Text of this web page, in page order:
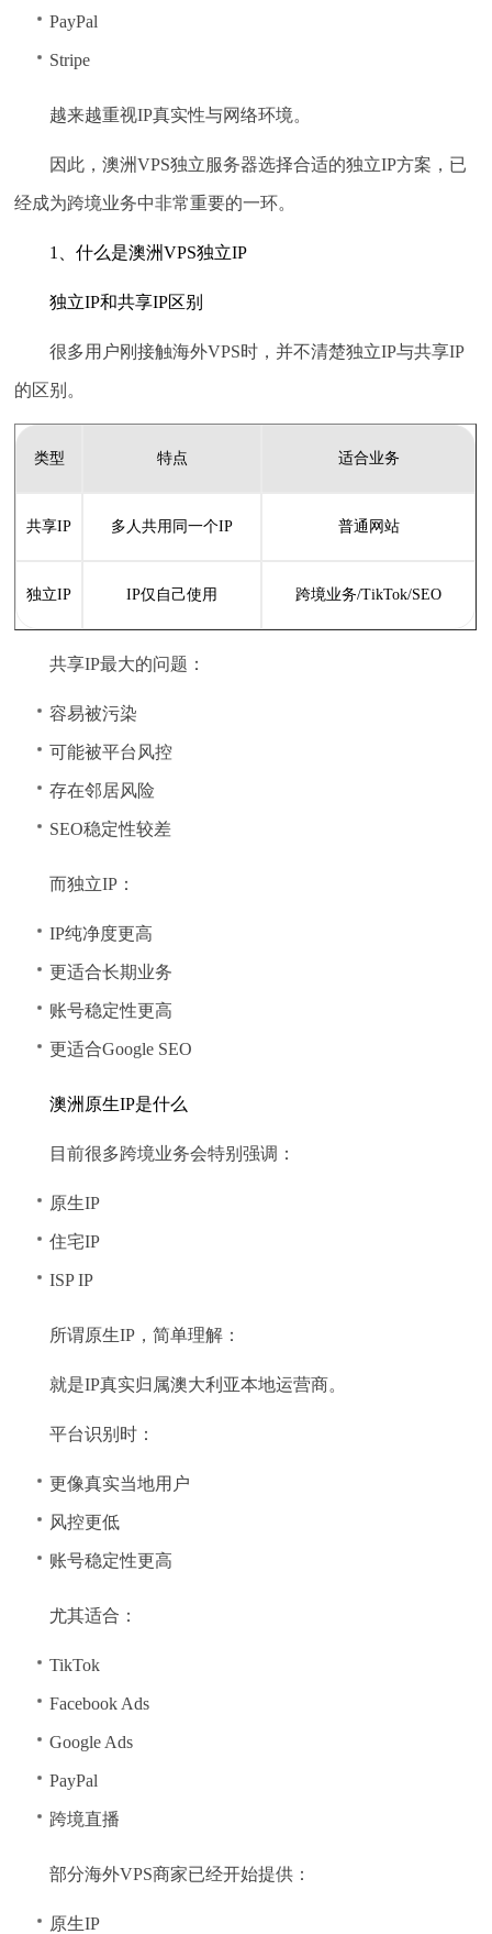
PayPal
Stripe
越来越重视IP真实性与网络环境。
因此，澳洲VPS独立服务器选择合适的独立IP方案，已
经成为跨境业务中非常重要的一环。
1、什么是澳洲VPS独立IP
独立IP和共享IP区别
很多用户刚接触海外VPS时，并不清楚独立IP与共享IP
的区别。
类型 特点 适合业务
共享IP 多人共用同一个IP 普通网站
独立IP IP仅自己使用 跨境业务/TikTok/SEO
共享IP最大的问题：
容易被污染
可能被平台风控
存在邻居风险
SEO稳定性较差
而独立IP：
IP纯净度更高
更适合长期业务
账号稳定性更高
更适合Google SEO
澳洲原生IP是什么
目前很多跨境业务会特别强调：
原生IP
住宅IP
ISP IP
所谓原生IP，简单理解：
就是IP真实归属澳大利亚本地运营商。
平台识别时：
更像真实当地用户
风控更低
账号稳定性更高
尤其适合：
TikTok
Facebook Ads
Google Ads
PayPal
跨境直播
部分海外VPS商家已经开始提供：
原生IP